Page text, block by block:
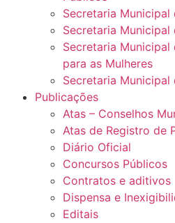
Secretaria Municipal
Secretaria Municipal
Secretaria
para as Mulheres
Secretaria Municipal
Publicações
Atas – Conselhos
Atas de Registro de
Diário Oficial
Concursos Públicos
Contratos e aditivos
Dispensa e
Editais